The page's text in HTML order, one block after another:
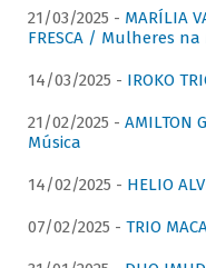
21/03/2025 - MARÍLIA
FRESCA / Mulheres na
14/03/2025 - IROKO
21/02/2025 - AMILTON
Música
14/02/2025 - HELIO
07/02/2025 - TRIO